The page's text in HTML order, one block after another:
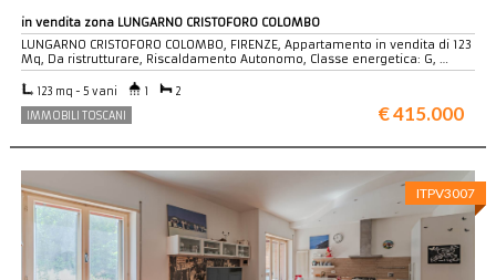
in vendita zona LUNGARNO CRISTOFORO COLOMBO
LUNGARNO CRISTOFORO COLOMBO, FIRENZE, Appartamento in vendita di 123
Mq, Da ristrutturare, Riscaldamento Autonomo, Classe energetica: G, …
123 mq - 5 vani 1
2
IMMOBILI TOSCANI
€ 415.000
ITPV3007